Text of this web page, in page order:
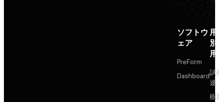
ソフトウ
ェア
PreForm
Dashboard試
途
樹